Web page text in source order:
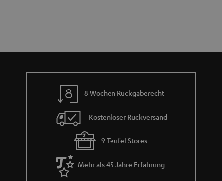
m
8 Wochen Rückgaberecht
Kostenloser Rückversand
9 Teufel Stores
Mehr als 45 Jahre Erfahrung